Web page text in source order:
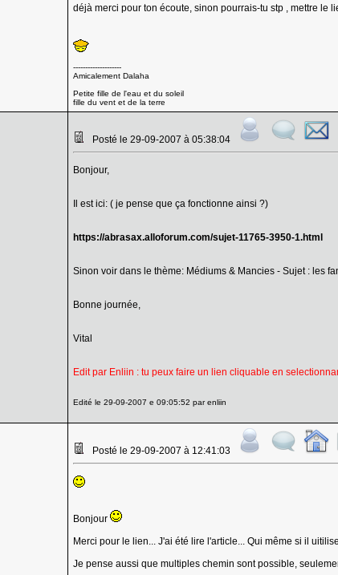
déjà merci pour ton écoute, sinon pourrais-tu stp , mettre le
--------------------
Amicalement Dalaha
Petite fille de l'eau et du soleil
fille du vent et de la terre
Posté le 29-09-2007 à 05:38:04
Bonjour,
Il est ici: ( je pense que ça fonctionne ainsi ?)
https://abrasax.alloforum.com/sujet-11765-3950-1.html
Sinon voir dans le thème: Médiums & Mancies - Sujet : les
Bonne journée,
Vital
Edit par Enliin : tu peux faire un lien cliquable en
Edité le 29-09-2007 e 09:05:52 par enliin
Posté le 29-09-2007 à 12:41:03
Bonjour
Merci pour le lien... J'ai été lire l'article... Qui même si il
Je pense aussi que multiples chemin sont possible,